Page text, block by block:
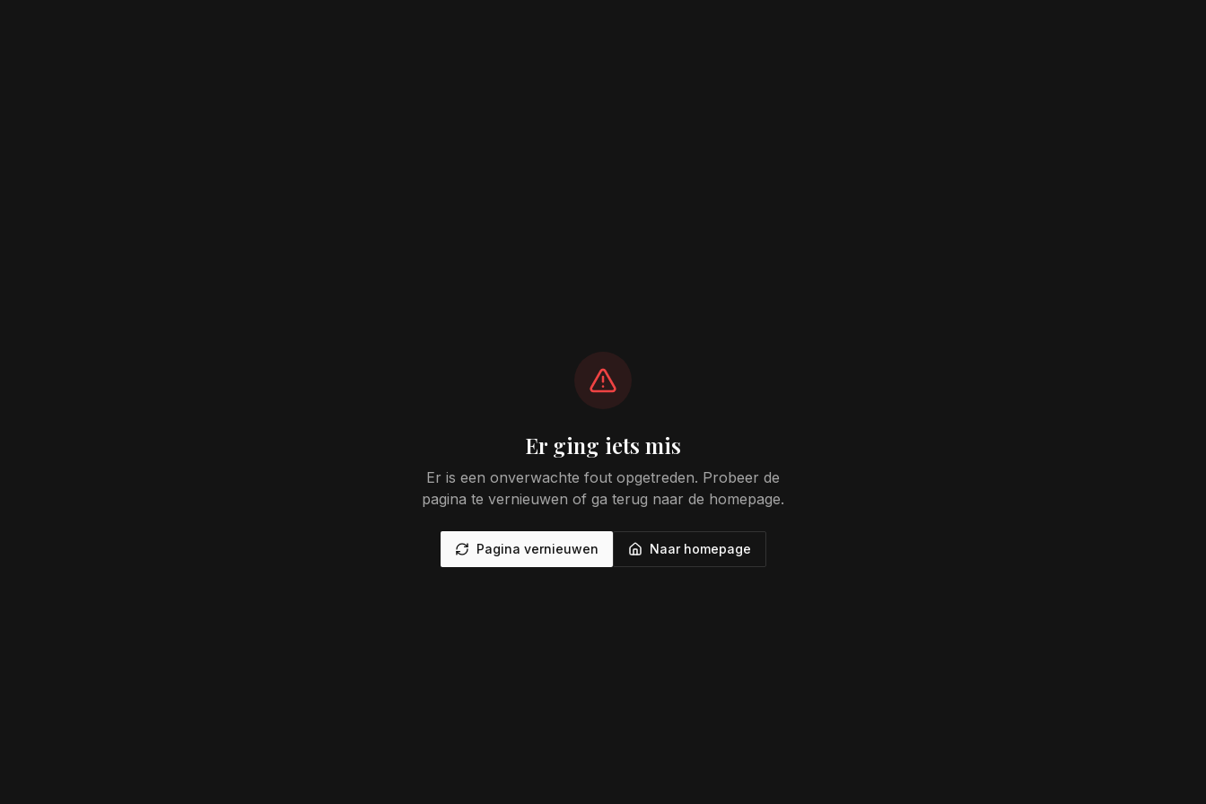
Er ging iets mis
Er is een onverwachte fout opgetreden. Probeer de
pagina te vernieuwen of ga terug naar de homepage.
Pagina vernieuwen Naar homepage